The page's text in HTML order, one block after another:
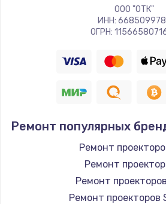
ООО "ОТК"
ИНН:
ОГРН:
Ремонт популярных
Ремонт
Ремонт
Ремонт
Ремонт проекторов